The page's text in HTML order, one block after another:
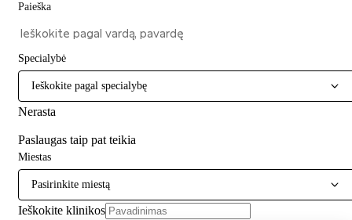
Paieška
Specialybė
Ieškokite pagal specialybę
Nerasta
Paslaugas taip pat teikia
Miestas
Pasirinkite miestą
Ieškokite klinikos